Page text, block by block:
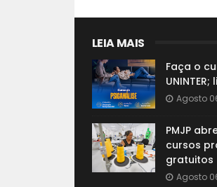
LEIA MAIS
Faça o
UNINTER;
Agosto
PMJP
cursos
gratuitos
Agosto